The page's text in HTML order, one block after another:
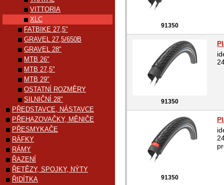
91350
91350
91350
VITTORIA
XLC
FATBIKE 27,5"
GRAVEL 27,5/650B
GRAVEL 28"
MTB 26"
MTB 27,5"
MTB 29"
OSTATNÍ ROZMĚRY
SILNIČNÍ 28"
PŘEDSTAVCE, NÁSTAVCE
PŘEHAZOVAČKY, MĚNIČE
PŘESMYKAČE
RÁFKY
RÁMY
ŘAZENÍ
ŘETĚZY, SPOJKY, NÝTY
ŘIDÍTKA